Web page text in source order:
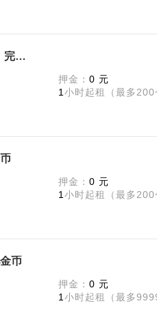
《生化危机4重制版》终极版-艾达王DLC-奖励全解锁！无限子弹-1亿金币！完美存档！
押金： 0 元
1 小时起租（最多200
押金： 0 元
1 小时起租（最多200
币
押金： 0 元
1 小时起租（最多